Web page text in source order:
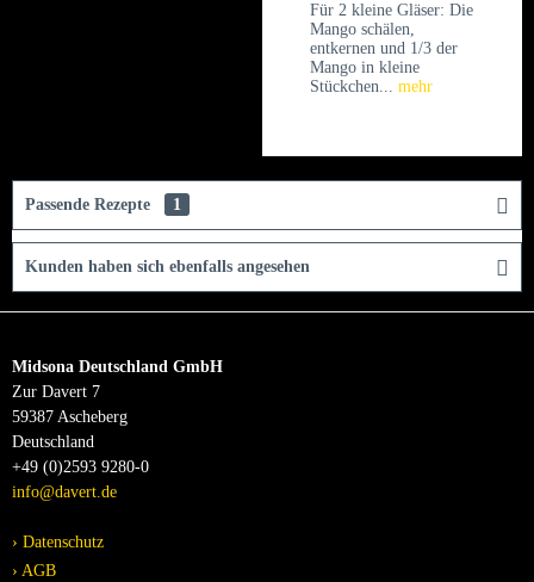
Für 2 kleine Gläser: Die
Mango schälen,
entkernen und 1/3 der
Mango in kleine
Stückchen... mehr
Passende Rezepte 1
Kunden haben sich ebenfalls angesehen
Midsona Deutschland GmbH
Zur Davert 7
59387 Ascheberg
Deutschland
+49 (0)2593 9280-0
info@davert.de
Datenschutz
AGB